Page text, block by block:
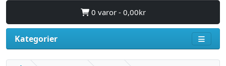
0 varor - 0,00kr
Kategorier